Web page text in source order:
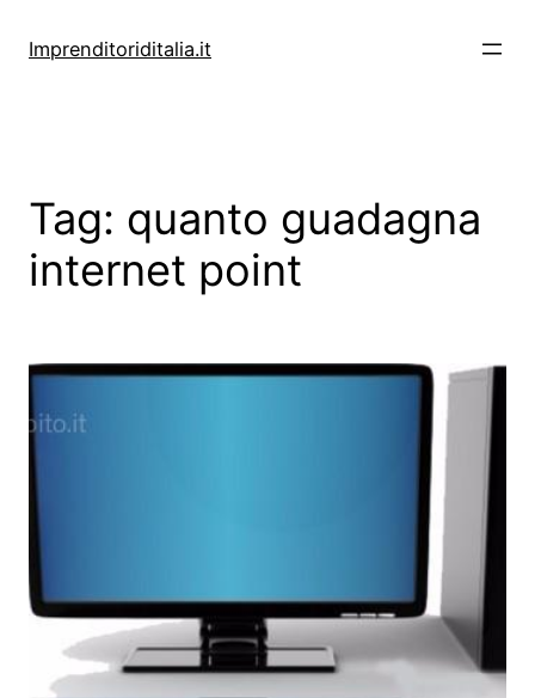
Imprenditoriditalia.it
Tag: quanto guadagna
internet point